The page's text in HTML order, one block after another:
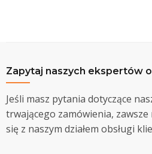
Zapytaj naszych ekspertów
Jeśli masz pytania dotyczące
trwającego zamówienia,
się z naszym działem obsługi